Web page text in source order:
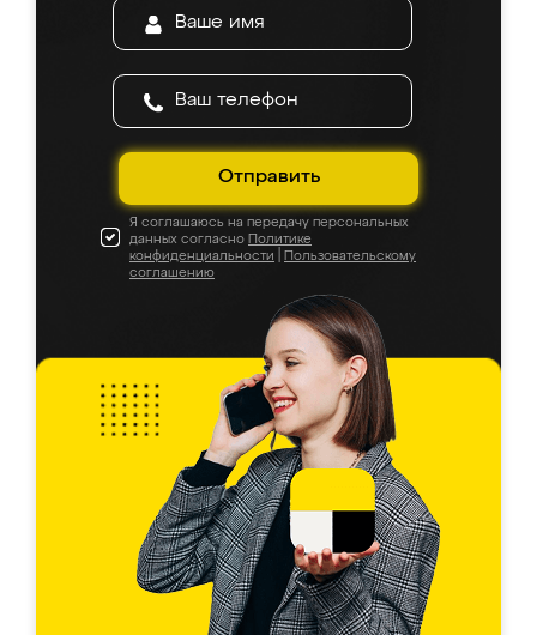
Отправить
Я соглашаюсь на передачу персональных
данных согласно Политике
конфиденциальности
Пользовательскому
соглашению